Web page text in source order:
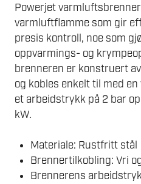
Powerjet
varmluftflamme som gir
presis kontroll, noe som
oppvarmings- og
brenneren er konstruert
og kobles enkelt til med
et arbeidstrykk på 2 bar
kW.
Materiale: Rustfritt stål
Brennertilkobling: Vri
Brennerens